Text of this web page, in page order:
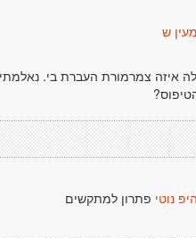
מעין ש
איזה צמרמורת העברת בי.
היפ נוטי פתרון למתקשים